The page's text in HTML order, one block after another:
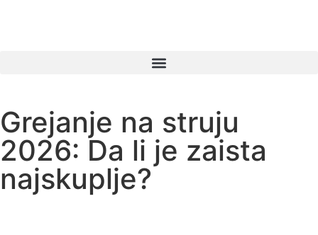
Grejanje na struju
2026: Da li je zaista
najskuplje?